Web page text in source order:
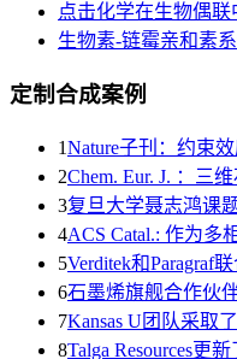
点击化学在生物偶
生物素-链霉亲和素
定制合成案例
1Nature子刊：约束
2Chem. Eur. J. ：三
3复旦大学聂志鸿课
4ACS Catal.: 作为多
5Verditek和Paragraf
6石墨烯旗舰合作伙
7Kansas U团队采取
8Talga Resources更